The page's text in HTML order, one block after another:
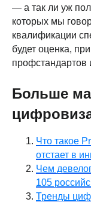
— а так ли уж
которых мы
квалификации
будет оценка,
профстандартов
Больше
Что такое
отстает в
Чем
105
Тренды
Согласие на
Согласие на
Политика
о